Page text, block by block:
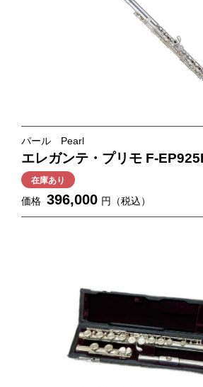
パール Pearl
エレガンテ・プリモ F-
在庫あり
価格 396,000 円（税込）